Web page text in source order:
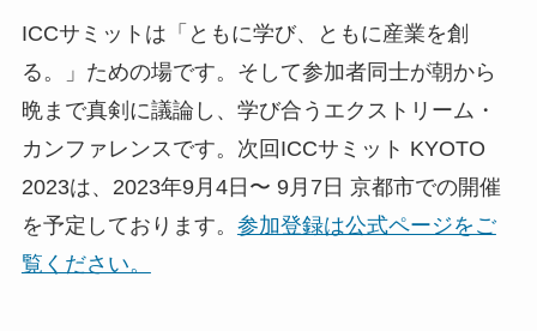
ICCサミットは「ともに学び、ともに産業を創
る。」ための場です。そして参加者同士が朝から
晩まで真剣に議論し、学び合うエクストリーム・
カンファレンスです。次回ICCサミット KYOTO
2023は、2023年9月4日〜 9月7日 京都市での開催
を予定しております。 参加登録は公式ページをご
覧ください。